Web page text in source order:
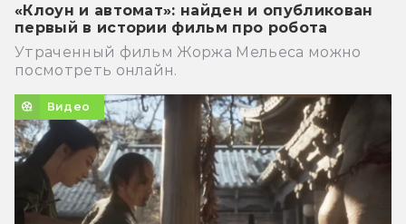
«Клоун и автомат»: найден и опубликован
первый в истории фильм про робота
Утраченный фильм Жоржа Мельеса можно
посмотреть онлайн.
Видео